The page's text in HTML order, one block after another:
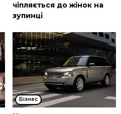
чіпляється до жінок на
зупинці
Бізнес